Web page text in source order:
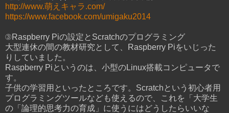
http://www.萌えキャラ.com/
https://www.facebook.com/umigaku2014
③Raspberry Piの設定とScratchのプログラミング
大型連休の間の教材研究として、Raspberry Piをいじった
りしていました。
Raspberry Piというのは、小型のLinux搭載コンピュータで
す。
子供の学習用といったところです。Scratchという初心者用
プログラミングツールなども使えるので、これを「大学生
の「論理的思考力の育成」に使うにはどうしたらいいな